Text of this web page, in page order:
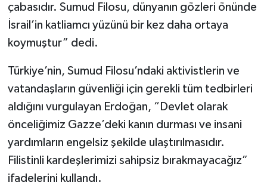
çabasıdır. Sumud Filosu, dünyanın gözleri önünde
İsrail’in katliamcı yüzünü bir kez daha ortaya
koymuştur” dedi.
Türkiye’nin, Sumud Filosu’ndaki aktivistlerin ve
vatandaşların güvenliği için gerekli tüm tedbirleri
aldığını vurgulayan Erdoğan, “Devlet olarak
önceliğimiz Gazze’deki kanın durması ve insani
yardımların engelsiz şekilde ulaştırılmasıdır.
Filistinli kardeşlerimizi sahipsiz bırakmayacağız”
ifadelerini kullandı.